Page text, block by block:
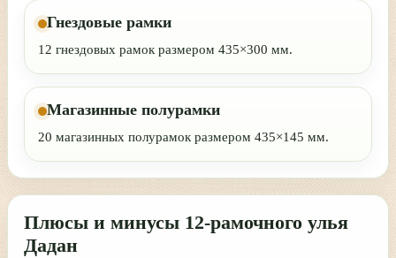
Гнездовые рамки
12 гнездовых рамок размером 435×300 мм.
Магазинные полурамки
20 магазинных полурамок размером 435×145 мм.
Плюсы и минусы 12-рамочного улья
Дадан